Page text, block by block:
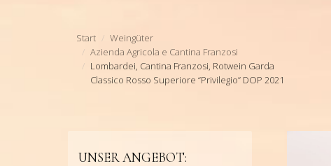
Sie befinden sich hier:
Start
Weingüter
Azienda Agricola e Cantina Franzosi
Lombardei, Cantina Franzosi, Rotwein Garda
Classico Rosso Superiore “Privilegio” DOP 2021
UNSER ANGEBOT: